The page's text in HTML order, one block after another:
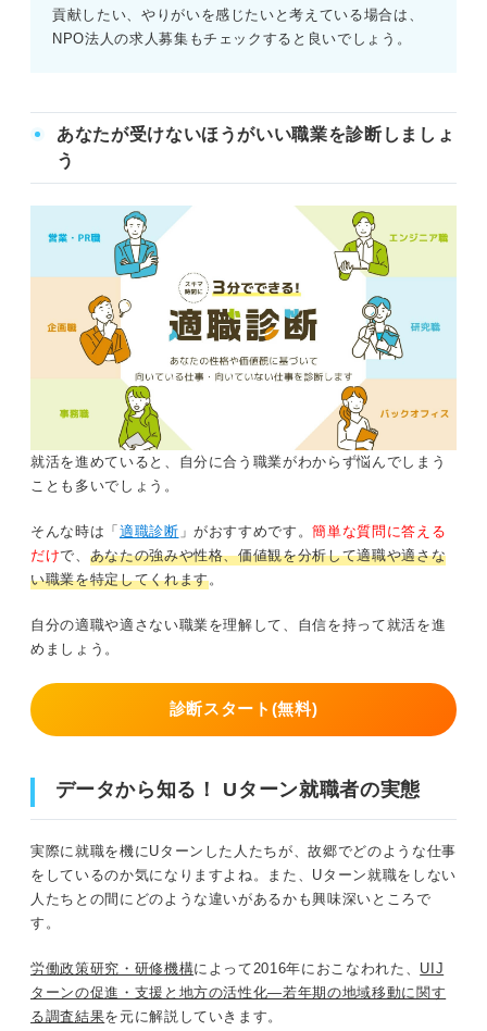
貢献したい、やりがいを感じたいと考えている場合は、
NPO法人の求人募集もチェックすると良いでしょう。
あなたが受けないほうがいい職業を診断しましょ
う
就活を進めていると、自分に合う職業がわからず悩んでしまう
ことも多いでしょう。
そんな時は「 適職診断 」がおすすめです。簡単な質問に答える
だけで、 あなたの強みや性格、価値観を分析して適職や適さな
い職業を特定してくれます。
自分の適職や適さない職業を理解して、自信を持って就活を進
めましょう。
診断スタート(無料)
データから知る！ Uターン就職者の実態
実際に就職を機にUターンした人たちが、故郷でどのような仕事
をしているのか気になりますよね。また、Uターン就職をしない
人たちとの間にどのような違いがあるかも興味深いところで
す。
労働政策研究・研修機構によって2016年におこなわれた、 UIJ
ターンの促進・支援と地方の活性化―若年期の地域移動に関す
る調査結果を元に解説していきます。